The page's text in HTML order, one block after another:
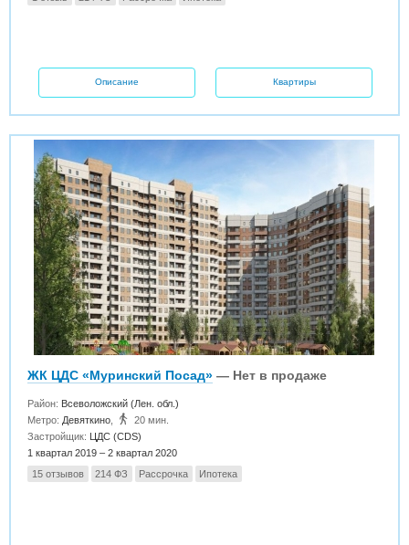
Описание Квартиры
ЖК ЦДС «Муринский Посад» — Нет в продаже
Район: Всеволожский (Лен. обл.)
Метро: Девяткино
20 мин.
Застройщик:
ЦДС (CDS)
1 квартал 2019 – 2 квартал 2020
15 отзывов
214 ФЗ Рассрочка Ипотека